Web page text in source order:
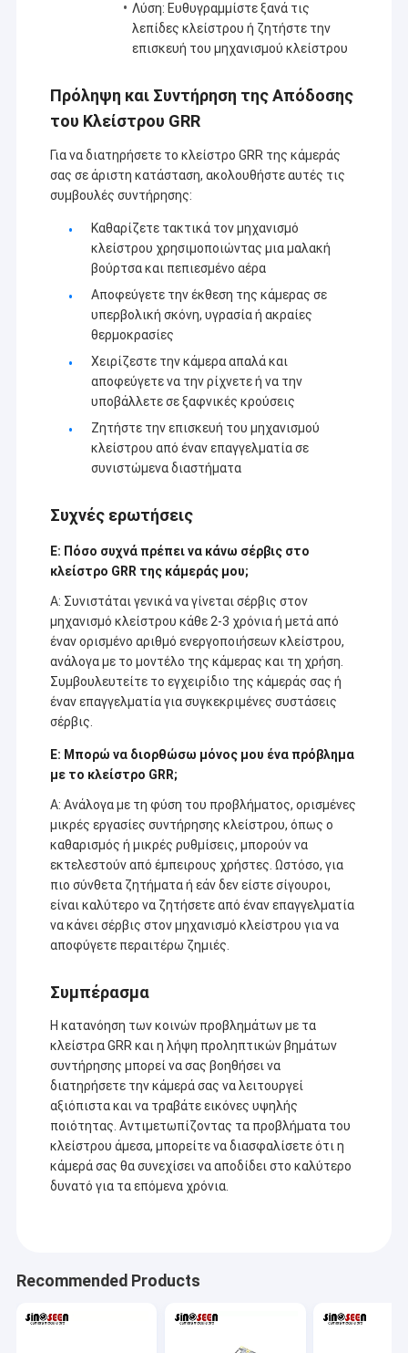
Αρχική Σελίδα
Προϊόντα
Βίντεο
Εμφάνιση VR
Σχετικά με εμάς
Γύρος εργοστασίων
Ποιοτικός έλεγχος
επαφή
Νέα
Ζητήστε ένα απόσπασμα
Ενότητες καμερών cOem
Ενότητα καμερών USB
Ενότητα καμερών MIPI
Ενότητα καμερών DVP
Σφαιρική ενότητα καμερών παραθυρόφυλλων
Ενότητα καμερών νυχτερινής όρασης
Ενότητα καμερών ενδοσκοπίων
Διπλή ενότητα καμερών φακών
ενότητα lap-top webcam
1MP ενότητα καμερών
Λύση: Ευθυγραμμίστε ξανά τις
λεπίδες κλείστρου ή ζητήστε την
επισκευή του μηχανισμού κλείστρου
Πρόληψη και Συντήρηση της Απόδοσης
του Κλείστρου GRR
Για να διατηρήσετε το κλείστρο GRR της κάμεράς
σας σε άριστη κατάσταση, ακολουθήστε αυτές τις
συμβουλές συντήρησης:
Καθαρίζετε τακτικά τον μηχανισμό
κλείστρου χρησιμοποιώντας μια μαλακή
βούρτσα και πεπιεσμένο αέρα
Αποφεύγετε την έκθεση της κάμερας σε
υπερβολική σκόνη, υγρασία ή ακραίες
θερμοκρασίες
Χειρίζεστε την κάμερα απαλά και
αποφεύγετε να την ρίχνετε ή να την
υποβάλλετε σε ξαφνικές κρούσεις
Ζητήστε την επισκευή του μηχανισμού
κλείστρου από έναν επαγγελματία σε
συνιστώμενα διαστήματα
Συχνές ερωτήσεις
Ε: Πόσο συχνά πρέπει να κάνω σέρβις στο
κλείστρο GRR της κάμεράς μου;
Α: Συνιστάται γενικά να γίνεται σέρβις στον
μηχανισμό κλείστρου κάθε 2-3 χρόνια ή μετά από
έναν ορισμένο αριθμό ενεργοποιήσεων κλείστρου,
ανάλογα με το μοντέλο της κάμερας και τη χρήση.
Συμβουλευτείτε το εγχειρίδιο της κάμεράς σας ή
έναν επαγγελματία για συγκεκριμένες συστάσεις
σέρβις.
Ε: Μπορώ να διορθώσω μόνος μου ένα πρόβλημα
με το κλείστρο GRR;
Α: Ανάλογα με τη φύση του προβλήματος, ορισμένες
μικρές εργασίες συντήρησης κλείστρου, όπως ο
καθαρισμός ή μικρές ρυθμίσεις, μπορούν να
εκτελεστούν από έμπειρους χρήστες. Ωστόσο, για
πιο σύνθετα ζητήματα ή εάν δεν είστε σίγουροι,
είναι καλύτερο να ζητήσετε από έναν επαγγελματία
να κάνει σέρβις στον μηχανισμό κλείστρου για να
αποφύγετε περαιτέρω ζημιές.
Συμπέρασμα
Η κατανόηση των κοινών προβλημάτων με τα
κλείστρα GRR και η λήψη προληπτικών βημάτων
συντήρησης μπορεί να σας βοηθήσει να
διατηρήσετε την κάμερά σας να λειτουργεί
αξιόπιστα και να τραβάτε εικόνες υψηλής
ποιότητας. Αντιμετωπίζοντας τα προβλήματα του
κλείστρου άμεσα, μπορείτε να διασφαλίσετε ότι η
κάμερά σας θα συνεχίσει να αποδίδει στο καλύτερο
δυνατό για τα επόμενα χρόνια.
Recommended Products
Η Co. τεχνολογίας Sinoseen Shenzhen, ΕΠΕ καθιερώθηκε το
Μάρτιο του 2009. Για δεκαετίες, Sinoseen έχει αφιερωθεί στην
ανάπτυξη, που κατασκευάζει, στις μεταπωλήσεις μιας στάσης
ανταγωνιστικότερη τιμή και την καλύτερη ποιότητα.
καμερών USB, την ενότητα καμερών MIPI, την ενότητα καμερών
DVP, την κινητή ενότητα τηλεφωνικών καμερών, την ενότητα
καμερών σημειωματάριων, τα κάμερα ασφαλείας, τη κάμερα
αυτοκινήτων και τα έξυπνα προϊόντα καμερών ακονιών σε πολλές
διαφορετικές περιοχές όπως VR, το AR, τρισδιάστατος, το AI, τη
φορετή συσκευή, την κάσκα, τη ρομποτικήγυαλιών, IoT, ιατρικό
βιομηχανικό, agrotechny, τη βιομετρική, την απεικόνιση, τη
μηχανική όραση, την όραση υπολογιστών, την ασφάλεια, κ.λπ.
Οποιοδήποτε προϊόν σχετικό με την ενότητα καμερών,
να βρούμε την καλύτερη λύση για σας.